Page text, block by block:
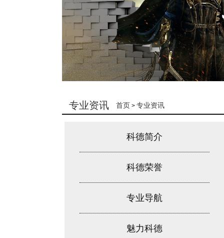
专业资讯 首页 > 专业资讯
科德简介
科德荣誉
专业导航
魅力科德